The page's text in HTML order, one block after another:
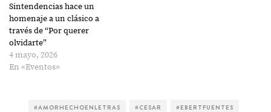
Sintendencias hace un
homenaje a un clásico a
través de “Por querer
olvidarte”
4 mayo, 2026
En «Eventos»
#AMORHECHOENLETRAS #CESAR #EBERTFUENTES